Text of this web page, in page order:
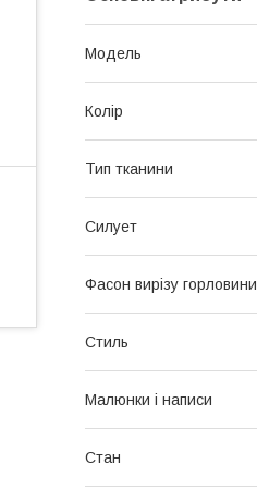
Модель
Колір
Тип тканини
Силует
Фасон вирізу горловини
Стиль
Малюнки і написи
Стан